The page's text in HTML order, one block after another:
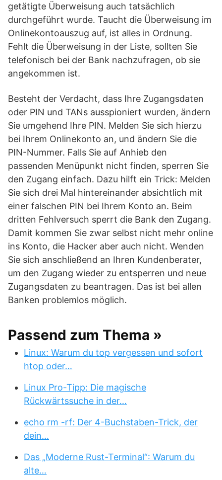
getätigte Überweisung auch tatsächlich
durchgeführt wurde. Taucht die Überweisung im
Onlinekontoauszug auf, ist alles in Ordnung.
Fehlt die Überweisung in der Liste, sollten Sie
telefonisch bei der Bank nachzufragen, ob sie
angekommen ist.
Besteht der Verdacht, dass Ihre Zugangsdaten
oder PIN und TANs ausspioniert wurden, ändern
Sie umgehend Ihre PIN. Melden Sie sich hierzu
bei Ihrem Onlinekonto an, und ändern Sie die
PIN-Nummer. Falls Sie auf Anhieb den
passenden Menüpunkt nicht finden, sperren Sie
den Zugang einfach. Dazu hilft ein Trick: Melden
Sie sich drei Mal hintereinander absichtlich mit
einer falschen PIN bei Ihrem Konto an. Beim
dritten Fehlversuch sperrt die Bank den Zugang.
Damit kommen Sie zwar selbst nicht mehr online
ins Konto, die Hacker aber auch nicht. Wenden
Sie sich anschließend an Ihren Kundenberater,
um den Zugang wieder zu entsperren und neue
Zugangsdaten zu beantragen. Das ist bei allen
Banken problemlos möglich.
Passend zum Thema »
Linux: Warum du top vergessen und sofort
htop oder…
Linux Pro-Tipp: Die magische
Rückwärtssuche in der…
echo rm -rf: Der 4-Buchstaben-Trick, der
dein…
Das „Moderne Rust-Terminal“: Warum du
alte…